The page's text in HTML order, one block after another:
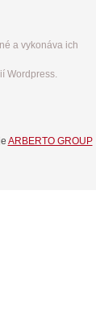
a vykonáva ich
Wordpress.
ARBERTO GROUP